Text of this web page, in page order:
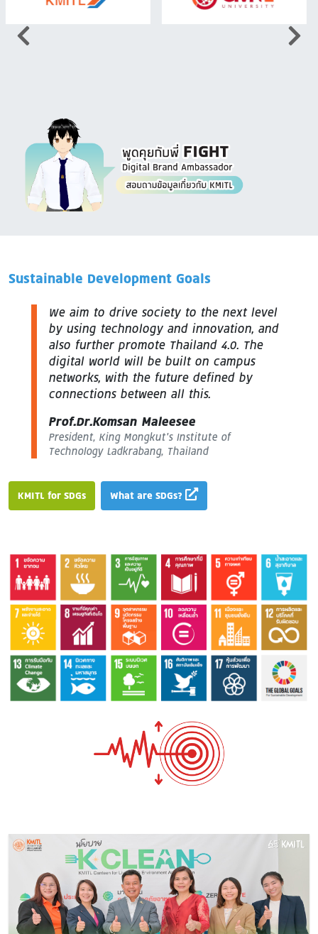
Sustainable Development Goals
We aim to drive society to the next level
by using technology and innovation, and
also further promote Thailand 4.0. The
digital world will be built on campus
networks, with the future defined by
connections between all this.
Prof.Dr.Komsan Maleesee
President, King Mongkut’s Institute of
Technology Ladkrabang, Thailand
KMITL for SDGs What are SDGs?
Image